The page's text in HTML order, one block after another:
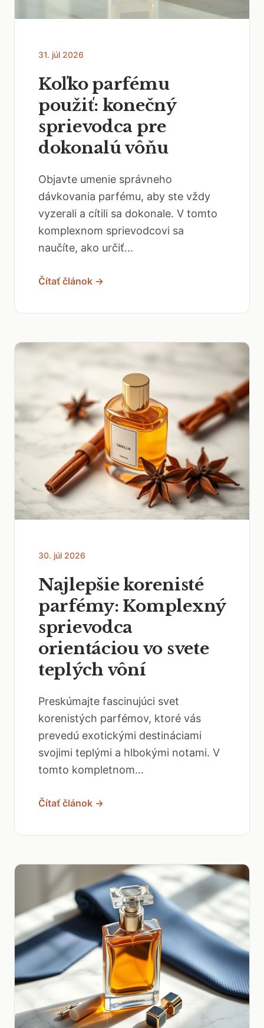
31. júl 2026
Koľko parfému
použiť: konečný
sprievodca pre
dokonalú vôňu
Objavte umenie správneho
dávkovania parfému, aby ste vždy
vyzerali a cítili sa dokonale. V tomto
komplexnom sprievodcovi sa
naučíte, ako určiť...
Čítať článok →
30. júl 2026
Najlepšie korenisté
parfémy: Komplexný
sprievodca
orientáciou vo svete
teplých vôní
Preskúmajte fascinujúci svet
korenistých parfémov, ktoré vás
prevedú exotickými destináciami
svojimi teplými a hlbokými notami. V
tomto kompletnom...
Čítať článok →